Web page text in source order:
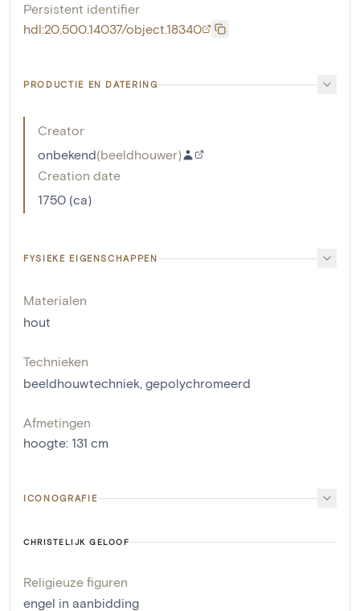
Persistent identifier
hdl:20.500.14037/object.18340
PRODUCTIE EN DATERING
Creator
onbekend(beeldhouwer)
Creation date
1750 (ca)
FYSIEKE EIGENSCHAPPEN
Materialen
hout
Technieken
beeldhouwtechniek, gepolychromeerd
Afmetingen
hoogte: 131 cm
ICONOGRAFIE
CHRISTELIJK GELOOF
Religieuze figuren
engel in aanbidding